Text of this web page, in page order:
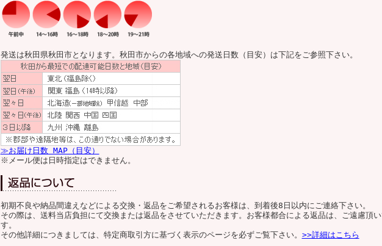
発送は秋田県秋田市となります。秋田市からの各地域への発送日数（目安）は下記をご参照下さい。
≫お届け日数 MAP（目安）
※メール便は日時指定はできません。
初期不良や納品間違えなどによる交換・返品をご希望されるお客様は、到着後8日以内にご連絡下さい。
その際は、送料当店負担にて交換または返品をさせていただきます。お客様都合による返品は、ご遠慮頂い
す。
その他詳細につきましては、特定商取引方に基づく表示のページを必ずご覧下さい。 >>詳細はこちら